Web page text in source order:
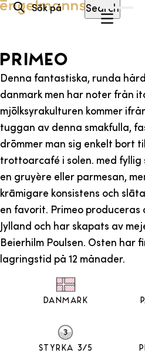
Hoppa till innehållSearch
PRIMEO
Denna fantastiska, runda
danmark men har noter från
mjölksyrakulturen kommer
tuggan av denna smakfulla,
drömmer man sig enkelt bort
trottoarcafé i solen. med fyllig
en gruyère eller parmesan,
krämigare konsistens och
en favorit. Primeo produceras
Jylland och har skapats av
Beierhilm Poulsen. Osten har
lagringstid på 12 månader.
Danmark
Styrka 3/5